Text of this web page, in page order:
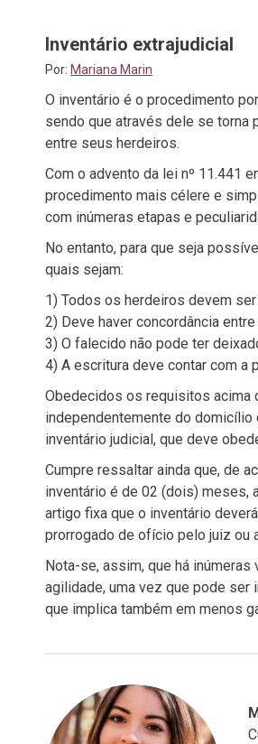
Inventário extrajudicial
Por: Mariana Marin
O inventário é o procedimento
sendo que através dele se torna
entre seus herdeiros.
Com o advento da lei nº 11.441
procedimento mais célere e
com inúmeras etapas e
No entanto, para que seja
quais sejam:
1) Todos os herdeiros devem
2) Deve haver concordância
3) O falecido não pode ter
4) A escritura deve contar com a
Obedecidos os requisitos acima
independentemente do
inventário judicial, que deve
Cumpre ressaltar ainda que, de
inventário é de 02 (dois) meses,
artigo fixa que o inventário
prorrogado de ofício pelo juiz ou
Nota-se, assim, que há
agilidade, uma vez que pode ser
que implica também em menos